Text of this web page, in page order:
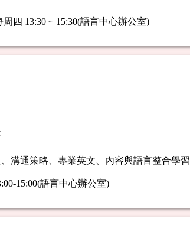
周四 13:30 ~ 15:30(語言中心辦公室)
溝通策略、專業英文、內容與語言整合學習
15:00(語言中心辦公室)